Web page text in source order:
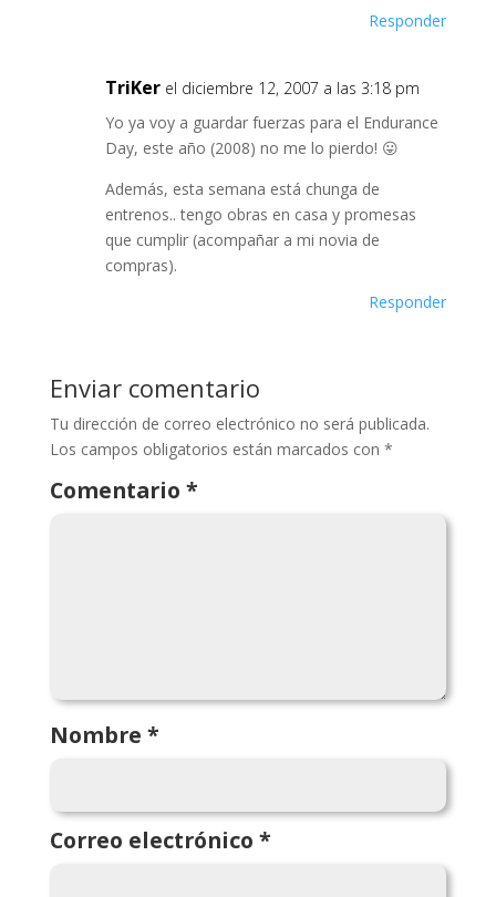
Responder
TriKer el diciembre 12, 2007 a las 3:18 pm
Yo ya voy a guardar fuerzas para el Endurance
Day, este año (2008) no me lo pierdo! 😛
Además, esta semana está chunga de
entrenos.. tengo obras en casa y promesas
que cumplir (acompañar a mi novia de
compras).
Responder
Enviar comentario
Tu dirección de correo electrónico no será publicada.
Los campos obligatorios están marcados con *
Comentario *
Nombre *
Correo electrónico *